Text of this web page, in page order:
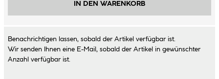
IN DEN WARENKORB
Benachrichtigen lassen, sobald der Artikel verfügbar ist.
Wir senden Ihnen eine E-Mail, sobald der Artikel in gewünschter
Anzahl verfügbar ist.